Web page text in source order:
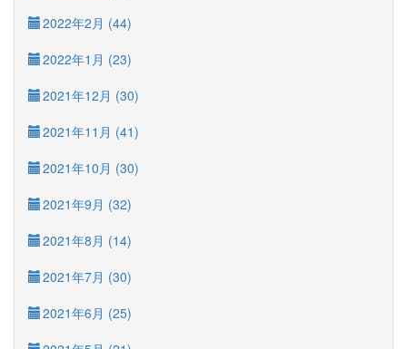
2022年2月 (44)
2022年1月 (23)
2021年12月 (30)
2021年11月 (41)
2021年10月 (30)
2021年9月 (32)
2021年8月 (14)
2021年7月 (30)
2021年6月 (25)